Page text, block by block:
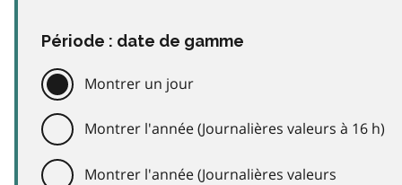
Période : date de gamme
Montrer un jour
Montrer l'année (Journalières valeurs à 16 h)
Montrer l'année (Journalières valeurs